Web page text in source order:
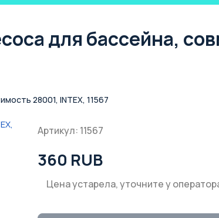
для бассейна,
28001, INTEX, 11567
Артикул: 11567
360 RUB
Цена устарела, уточните у